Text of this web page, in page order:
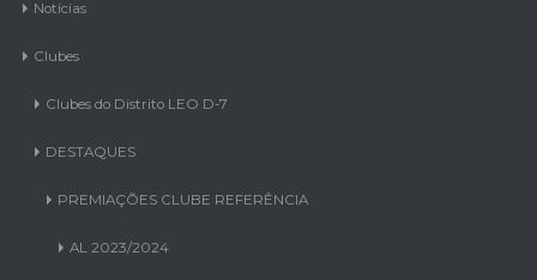
Notícias
Clubes
Clubes do Distrito LEO D-7
DESTAQUES
PREMIAÇÕES CLUBE REFERÊNCIA
AL 2023/2024